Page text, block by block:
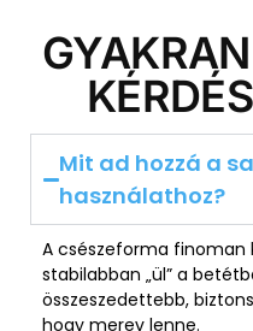
Mit ad hozzá a
használathoz?
A csészeforma finoman
stabilabban „ül” a
összeszedettebb,
hogy merev lenne.